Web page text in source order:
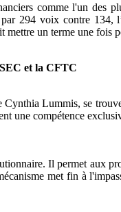
comme l'un des
voix contre 134,
un terme une fois
et la CFTC
Lummis, se
compétence
Il permet aux
met fin à